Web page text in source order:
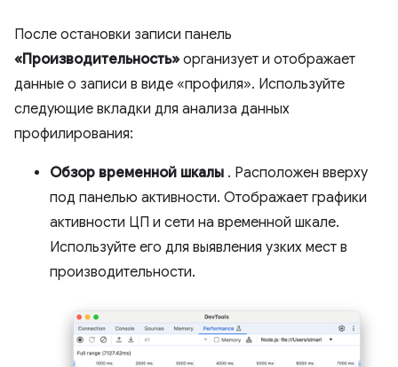
После остановки записи панель
«Производительность» организует и отображает
данные о записи в виде «профиля». Используйте
следующие вкладки для анализа данных
профилирования:
Обзор временной шкалы . Расположен вверху
под панелью активности. Отображает графики
активности ЦП и сети на временной шкале.
Используйте его для выявления узких мест в
производительности.